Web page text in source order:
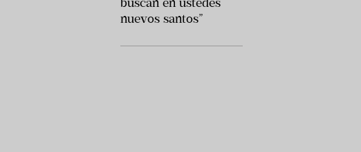
nuevos santos”